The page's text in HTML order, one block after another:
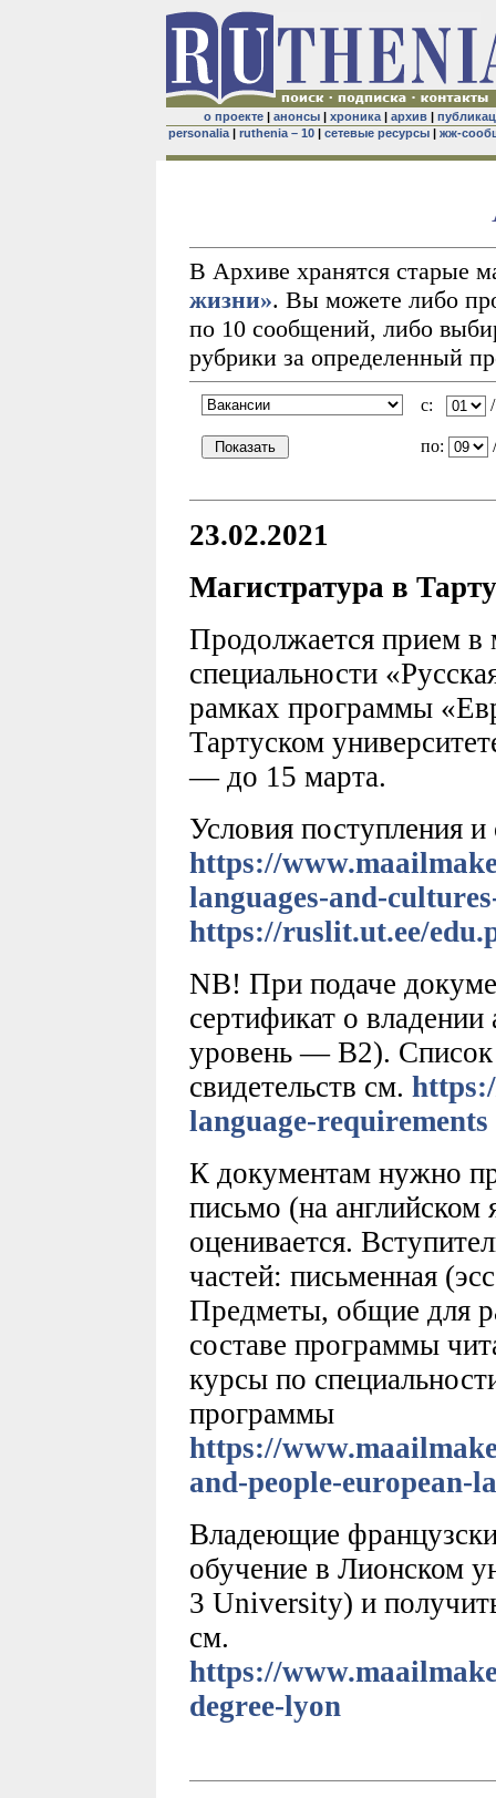
о проекте| анонсы| хроника| архив|
personalia| ruthenia – 10| сетевые ресурсы| жж-
В Архиве хранятся старые
жизни». Вы можете либо
по 10 сообщений, либо
рубрики за определенный
с:
по:
23.02.2021
Магистратура в
Продолжается прием в
специальности
рамках программы
Тартуском
— до 15 марта.
Условия поступления
https://
languages-and-
https://ruslit.ut.ee/
NB! При подаче
сертификат о
уровень — В2). Список
свидетельств см.
language-requirements
К документам нужно
письмо (на английском
оценивается.
частей: письменная
Предметы, общие для
составе программы
курсы по
программы
https://
and-people-european-
Владеющие
обучение в Лионском
3 University) и
см.
https://
degree-lyon